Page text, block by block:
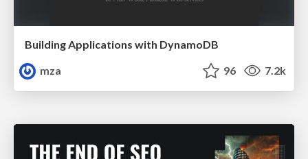
Building Applications with DynamoDB
mza
96 7.2k